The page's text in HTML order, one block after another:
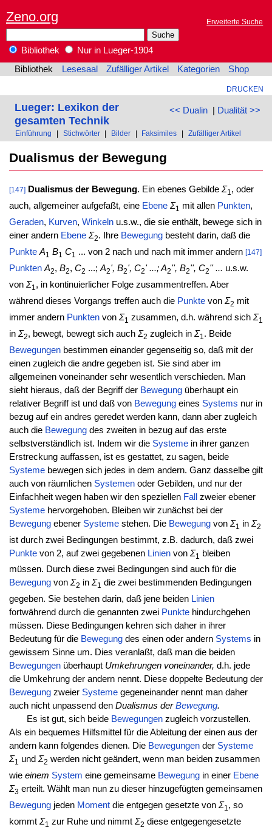
Zeno.org Erweiterte Suche
Bibliothek
Nur in Lueger-1904
Bibliothek
Lesesaal Zufälliger Artikel Kategorien Shop
DRUCKEN
<< Dualin| Dualität >>
Lueger: Lexikon der
gesamten Technik
Einführung Stichwörter Bilder Faksimiles Zufälliger Artikel
Dualismus der Bewegung
[147] Dualismus der Bewegung. Ein ebenes Gebilde Σ1, oder
auch, allgemeiner aufgefaßt, eine Ebene Σ1 mit allen Punkten,
Geraden, Kurven, Winkelnu.s.w., die sie enthält, bewege sich in
einer andern Ebene Σ2. Ihre Bewegungbesteht darin, daß die
Punkte A1 B1 C1 ... von 2 nach und nach mit immer andern [147]
Punkten A2, B2, C2 ...; A2', B2', C2' ...; A2'', B2'', C2'' ... u.s.w.
von Σ1, in kontinuierlicher Folge zusammentreffen. Aber
während dieses Vorgangs treffen auch die Punktevon Σ2 mit
immer andern Punktenvon Σ1 zusammen, d.h. während sich Σ1
in Σ2, bewegt, bewegt sich auch Σ2 zugleich in Σ1 . Beide
Bewegungenbestimmen einander gegenseitig so, daß mit der
einen zugleich die andre gegeben ist. Sie sind aber im
allgemeinen voneinander sehr wesentlich verschieden. Man
sieht hieraus, daß der Begriff der Bewegungüberhaupt ein
relativer Begriff ist und daß von Bewegungeines Systems nur in
bezug auf ein andres geredet werden kann, dann aber zugleich
auch die Bewegungdes zweiten in bezug auf das erste
selbstverständlich ist. Indem wir die Systemein ihrer ganzen
Erstreckung auffassen, ist es gestattet, zu sagen, beide
Systemebewegen sich jedes in dem andern. Ganz dasselbe gilt
auch von räumlichen Systemenoder Gebilden, und nur der
Einfachheit wegen haben wir den speziellen Fall
zweier ebener
Systemehervorgehoben. Bleiben wir zunächst bei der
Bewegungebener Systemestehen. Die Bewegungvon Σ1 in Σ2
ist durch zwei Bedingungen bestimmt, z.B. dadurch, daß zwei
Punktevon 2, auf zwei gegebenen Linienvon Σ1 bleiben
müssen. Durch diese zwei Bedingungen sind auch für die
Bewegungvon Σ2 in Σ1 die zwei bestimmenden Bedingungen
gegeben. Sie bestehen darin, daß jene beiden Linien
fortwährend durch die genannten zwei Punktehindurchgehen
müssen. Diese Bedingungen kehren sich daher in ihrer
Bedeutung für die Bewegungdes einen oder andern Systems in
gewissem Sinne um. Dies veranlaßt, daß man die beiden
Bewegungenüberhaupt Umkehrungen voneinander, d.h. jede
die Umkehrung der andern nennt. Diese doppelte Bedeutung der
Bewegungzweier Systemegegeneinander nennt man daher
auch nicht unpassend den Dualismus derBewegung.
Es ist gut, sich beide Bewegungenzugleich vorzustellen.
Als ein bequemes Hilfsmittel für die Ableitung der einen aus der
andern kann folgendes dienen. Die Bewegungender Systeme
Σ1 und Σ2 werden nicht geändert, wenn man beiden zusammen
wie einem System eine gemeinsame Bewegungin einer Ebene
Σ3 erteilt. Wählt man nun zu dieser hinzugefügten gemeinsamen
Bewegungjeden Momentdie entgegen gesetzte von Σ1, so
kommt Σ1 zur Ruhe und nimmt Σ2 diese entgegengesetzte